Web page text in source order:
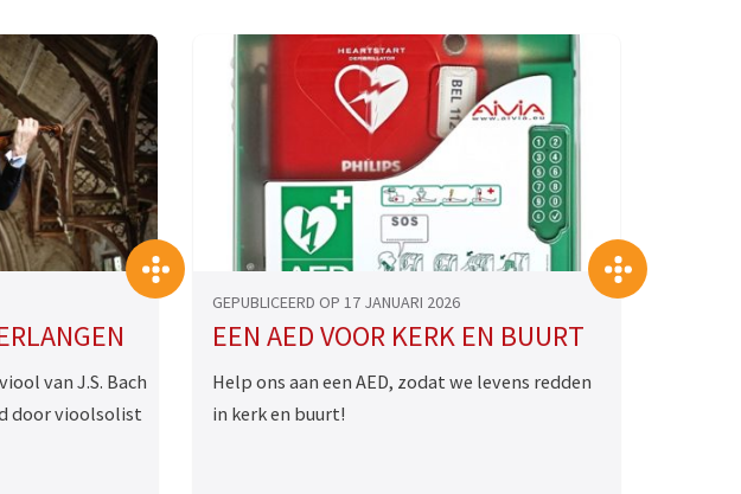
van J.S. Bach
door vioolsolist
>>
GEPUBLICEERD OP 17 JANUARI 2026
EEN AED VOOR KERK EN BUURT
Help ons aan een AED, zodat we levens redden
in kerk en buurt!
>>